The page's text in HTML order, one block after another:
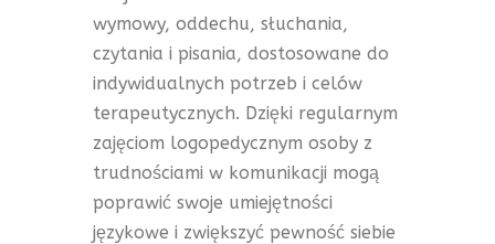
wymowy, oddechu, słuchania,
czytania i pisania, dostosowane do
indywidualnych potrzeb i celów
terapeutycznych. Dzięki regularnym
zajęciom logopedycznym osoby z
trudnościami w komunikacji mogą
poprawić swoje umiejętności
językowe i zwiększyć pewność siebie